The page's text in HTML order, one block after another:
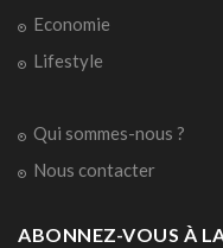
Economie
Lifestyle
Qui sommes-nous ?
Nous contacter
ABONNEZ-VOUS À